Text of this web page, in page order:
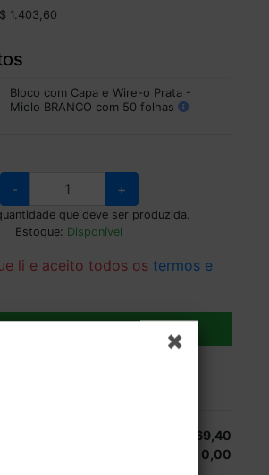
1.403,60
Bloco com Capa e Wire-o Prata -
Miolo BRANCO com 50 folhas
- +
que deve ser produzida.
Estoque: Disponível
li e aceito todos ostermos e
R$ 169,40
R$ 0,00